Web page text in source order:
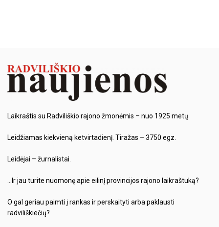
Laikraštis su Radviliškio rajono žmonėmis – nuo 1925 metų
Leidžiamas kiekvieną ketvirtadienį. Tiražas – 3750 egz.
Leidėjai – žurnalistai.
…Ir jau turite nuomonę apie eilinį provincijos rajono laikraštuką?
O gal geriau paimti į rankas ir perskaityti arba paklausti
radviliškiečių?